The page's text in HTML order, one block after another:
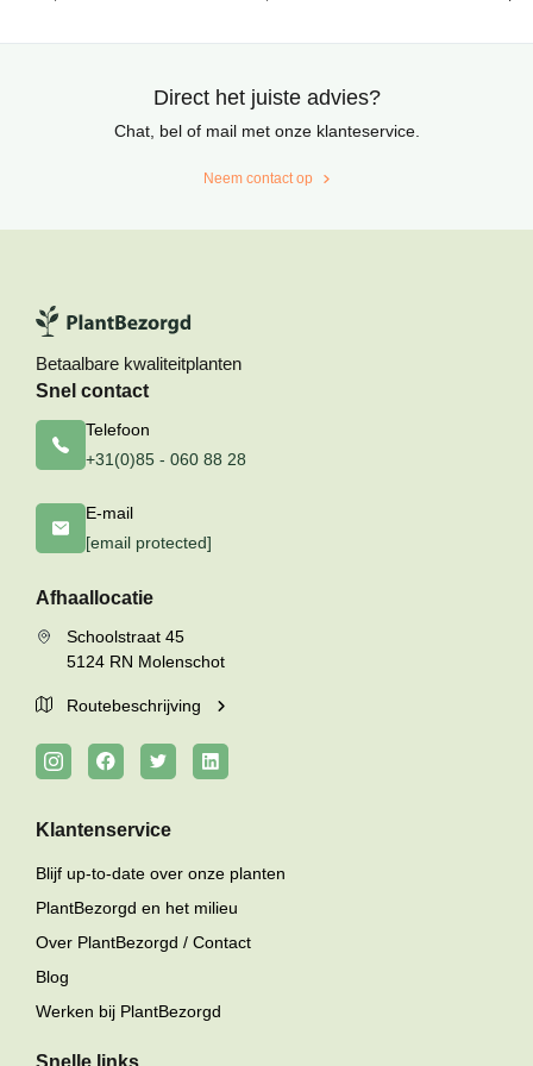
Direct het juiste advies?
Chat, bel of mail met onze klanteservice.
Neem contact op
Betaalbare kwaliteitplanten
Snel contact
Telefoon
+31(0)85 - 060 88 28
E-mail
[email protected]
Afhaallocatie
Schoolstraat 45
5124 RN Molenschot
Routebeschrijving
Klantenservice
Blijf up-to-date over onze planten
PlantBezorgd en het milieu
Over PlantBezorgd / Contact
Blog
Werken bij PlantBezorgd